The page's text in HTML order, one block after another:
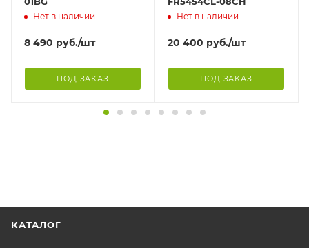
Нет в наличии
8 490 руб./шт
ПОД ЗАКАЗ
Нет в наличии
20 400 руб./шт
ПОД ЗАКАЗ
КАТАЛОГ